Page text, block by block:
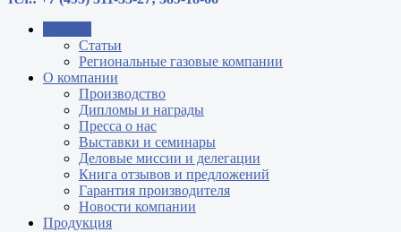
Статьи
Региональные газовые компании
О компании
Производство
Дипломы и награды
Пресса о нас
Выставки и семинары
Деловые миссии и делегации
Книга отзывов и предложений
Гарантия производителя
Новости компании
Продукция